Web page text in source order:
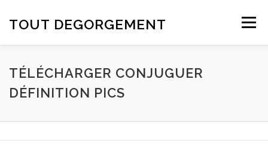
TOUT DEGORGEMENT Menu
TÉLÉCHARGER CONJUGUER
DÉFINITION PICS